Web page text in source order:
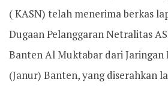
( KASN) telah menerima berkas
Dugaan Pelanggaran Netralitas
Banten Al Muktabar dari Jaringan
(Janur) Banten, yang diserahkan